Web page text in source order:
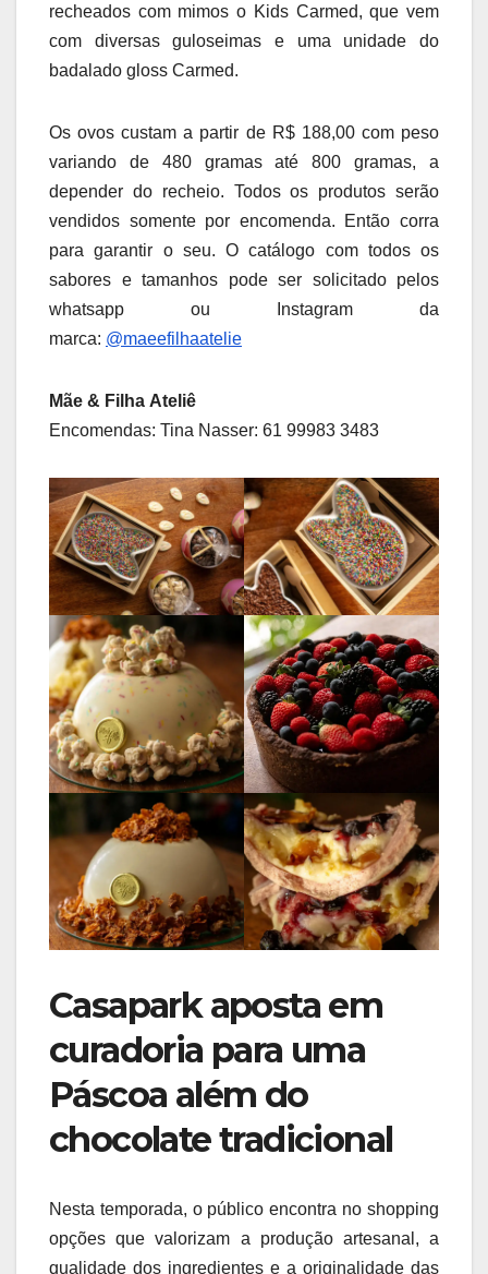
recheados com mimos o Kids Carmed, que vem
com diversas guloseimas e uma unidade do
badalado gloss Carmed.
Os ovos custam a partir de R$ 188,00 com peso
variando de 480 gramas até 800 gramas, a
depender do recheio. Todos os produtos serão
vendidos somente por encomenda. Então corra
para garantir o seu. O catálogo com todos os
sabores e tamanhos pode ser solicitado pelos
whatsapp ou Instagram da
marca: @maeefilhaatelie
Mãe & Filha Ateliê
Encomendas: Tina Nasser: 61 99983 3483
Casapark aposta em
curadoria para uma
Páscoa além do
chocolate tradicional
Nesta temporada, o público encontra no shopping
opções que valorizam a produção artesanal, a
qualidade dos ingredientes e a originalidade das